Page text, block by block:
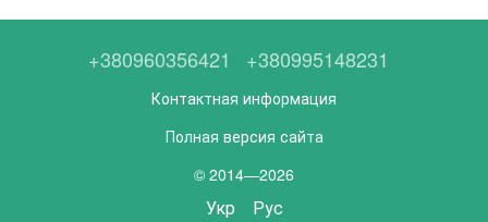
+380960356421 +380995148231
Контактная информация
Полная версия сайта
© 2014—2026
Укр Рус